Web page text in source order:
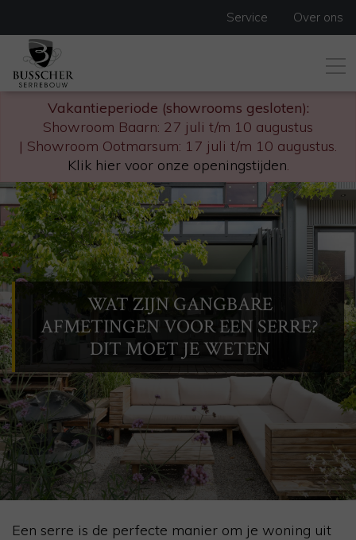
Vakantieperiode (showrooms gesloten):
Showroom Baarn: 27 juli t/m 10 augustus
| Showroom Ootmarsum: 17 juli t/m 10 augustus.
Klik hier voor onze openingstijden.
Service Over ons
WAT ZIJN GANGBARE
AFMETINGEN VOOR EEN SERRE?
DIT MOET JE WETEN
Een serre is de perfecte manier om je woning uit